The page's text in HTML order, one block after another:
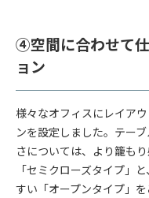
④空間に合わせて
ョン
様々なオフィスにレイア
ンを設定しました。テー
さについては、より籠も
「セミクローズタイプ」
すい「オープンタイプ」